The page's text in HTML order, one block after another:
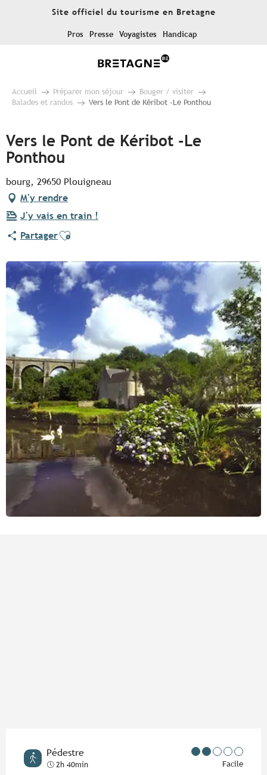
Site officiel du tourisme en Bretagne
Pros Presse Voyagistes Handicap
Accueil Préparer mon séjour
Bouger / visiter
Balades et randos
Vers le Pont de Kéribot -Le Ponthou
Vers le Pont de Kéribot -Le
Ponthou
bourg, 29650 Plouigneau
M'y rendre
J'y vais en train !
PartagerAjouter aux favoris
Pédestre
2h 40min Facile